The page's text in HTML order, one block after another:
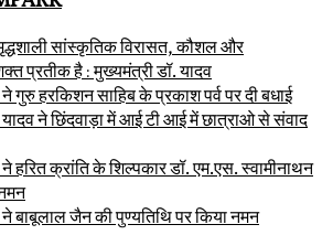
सांस्कृतिक विरासत, कौशल और
प्रतीक है : मुख्यमंत्री डॉ. यादव
गुरु हरकिशन साहिब के प्रकाश पर्व पर दी बधाई
ने छिंदवाड़ा में आई टी आई में छात्राओ से संवाद
हरित क्रांति के शिल्पकार डॉ. एम.एस. स्वामीनाथन
बाबूलाल जैन की पुण्यतिथि पर किया नमन